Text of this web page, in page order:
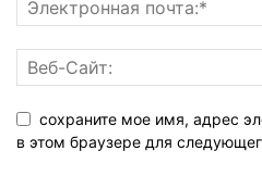
сохраните мое имя, адрес
в этом браузере для